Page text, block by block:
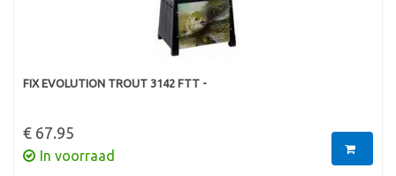
FIX EVOLUTION TROUT 3142 FTT -
€ 67.95
In voorraad